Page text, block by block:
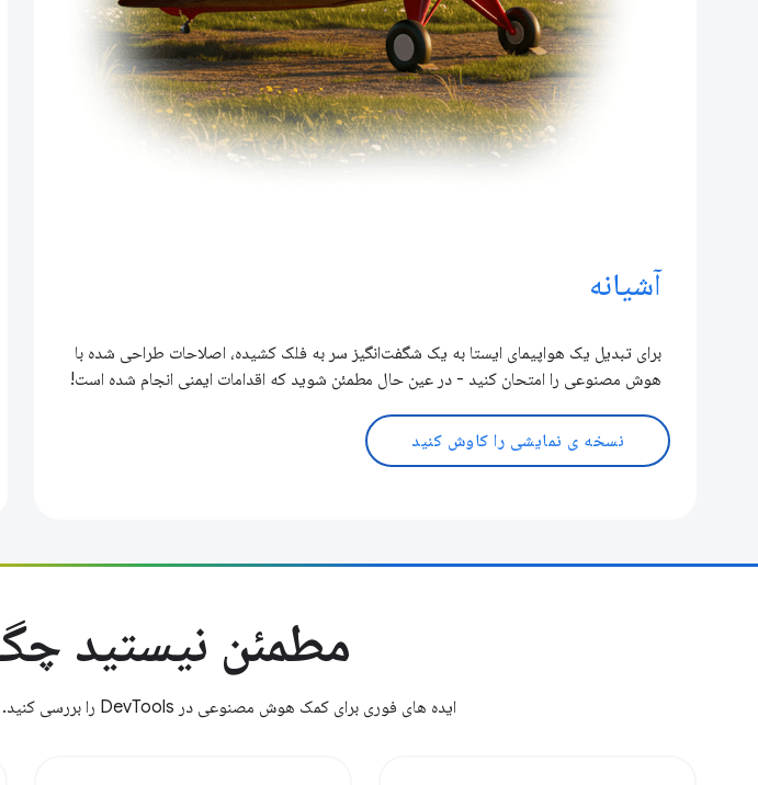
آشیانه
برای تبدیل یک هواپیمای ایستا به یک شگفت‌انگیز سر به فلک کشیده، اصلاحات طراحی شده با
هوش مصنوعی را امتحان کنید - در عین حال مطمئن شوید که اقدامات ایمنی انجام شده است!
نسخه ی نمایشی را کاوش کنید
مطمئن نیستید
ایده های فوری برای کمک هوش مصنوعی در DevTools را بررسی کنید. دموهای ما را آزمایش کنید یا در وب سایت های خود امتحان کنید.